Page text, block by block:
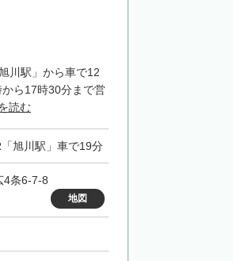
厚岸郡浜中町
川駅」から車で12
ら17時30分まで営
読む
旭川駅」車で19分
4条6-7-8
地図